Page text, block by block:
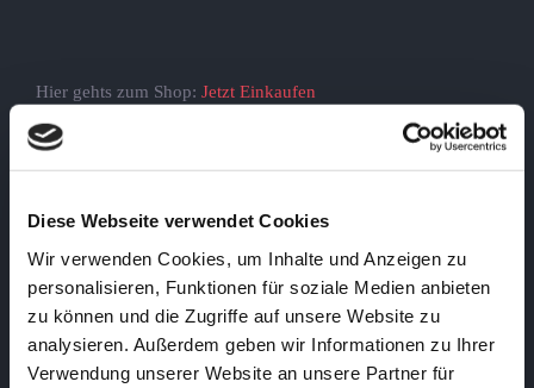
Diese Webseite verwendet Cookies
Wir verwenden Cookies, um Inhalte und Anzeigen zu
personalisieren, Funktionen für soziale Medien anbieten
zu können und die Zugriffe auf unsere Website zu
analysieren. Außerdem geben wir Informationen zu Ihrer
Verwendung unserer Website an unsere Partner für
Hier gehts zum Shop: Jetzt Einkaufen